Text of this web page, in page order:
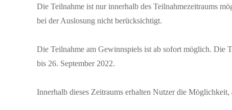
Die Teilnahme ist nur innerhalb des Teilnahmezeitraums
bei der Auslosung nicht berücksichtigt.
Die Teilnahme am Gewinnspiels ist ab sofort möglich. Die
bis 26. September 2022.
Innerhalb dieses Zeitraums erhalten Nutzer die